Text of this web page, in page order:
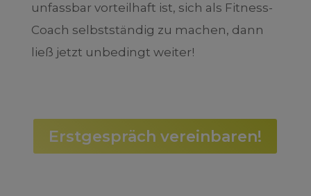
unfassbar vorteilhaft ist, sich als Fitness-
Coach selbstständig zu machen, dann
ließ jetzt unbedingt weiter!
Erstgespräch vereinbaren!